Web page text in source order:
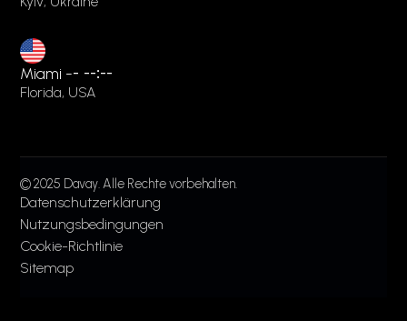
Miami -- --:--
Florida, USA
© 2025 Davay. Alle Rechte vorbehalten.
Datenschutzerklärung
Nutzungsbedingungen
Cookie-Richtlinie
Sitemap